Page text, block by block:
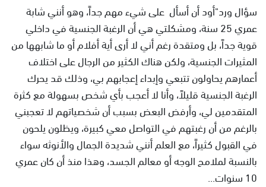
سؤال ورد"أود أن أسأل على شيء مهم جداً، وهو أنني شابة
عمري 25 سنة، ومشكلتي هي أن الرغبة الجنسية في داخلي
قوية جداً، بل ومتقدة رغم أني لا أرى أية أفلام أو ما شابهها من
المثيرات الجنسية، ولكن هناك الكثير من الرجال على اختلاف
أعمارهم يحاولون تتبعي وإبداء إعجابهم بي، وذلك قد يحرك
الرغبة الجنسية قليلاً، وأنا لا أعجب بأي شخص بسهولة مع كثرة
المتقدمين لي، وأرفض البعض بسبب أن شخصياتهم لا تعجبني
بالرغم من أن رغبتهم في التواصل معي كبيرة، ويظلون يلحون
في القبول كثيراً، مع العلم أنني شديدة الجمال والأنوثه سواء
بالنسبة لملامح الوجه أو معالم الجسد، وهذا منذ أن كان عمري
10 سنوات...